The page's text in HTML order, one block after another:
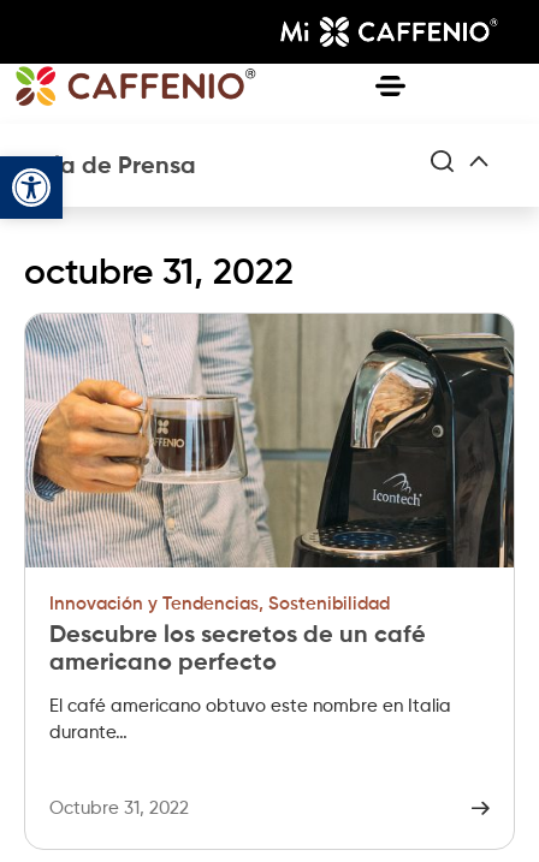
Abrir barra de herramientas
Sala de Prensa
octubre 31, 2022
Innovación y Tendencias, Sostenibilidad
Descubre los secretos de un café
americano perfecto
El café americano obtuvo este nombre en Italia
durante…
Octubre 31, 2022